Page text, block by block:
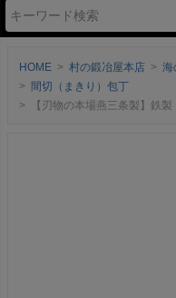
HOME 村の鍛冶屋本店 海
間切（まきり）包丁
【刃物の本場燕三条製】鉄製 間切包丁135mm